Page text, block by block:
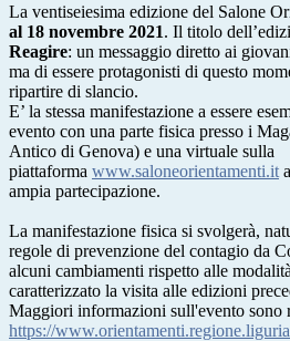
La ventiseiesima edizione del Salone
al 18 novembre 2021. Il titolo
Reagire: un messaggio diretto ai
ma di essere protagonisti di questo
ripartire di slancio.
E’ la stessa manifestazione a essere
evento con una parte fisica presso i
Antico di Genova) e una virtuale sulla
piattaforma www.saloneorientamenti.it
ampia partecipazione.
La manifestazione fisica si svolgerà,
regole di prevenzione del contagio da
alcuni cambiamenti rispetto alle
caratterizzato la visita alle edizioni
Maggiori informazioni sull'evento sono
https://